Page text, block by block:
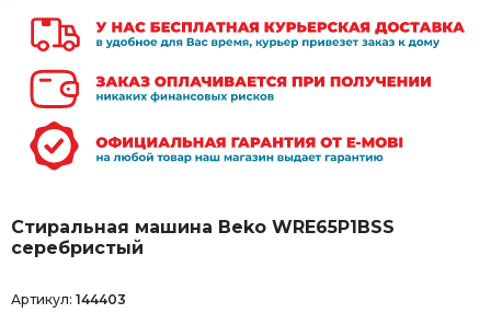
Стиральная машина Beko WRE65P1BSS
серебристый
Артикул: 144403